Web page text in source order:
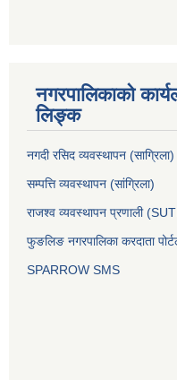
नगरपालिकाको
लिङ्क
नगदी रसिद व्यवस्थापन (साग्रिला)
सम्पत्ति व्यवस्थापन (सांग्रिला)
राजश्व व्यवस्थापन प्रणाली
फुङलिङ नगरपालिका करदाता
SPARROW SMS